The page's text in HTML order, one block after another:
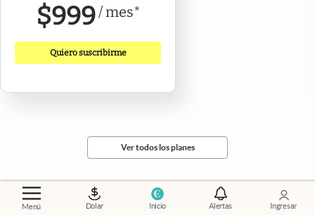
Menú Dolar Inicio Alertas Ingresar
$999/mes*
Quiero suscribirme
Ver todos los planes